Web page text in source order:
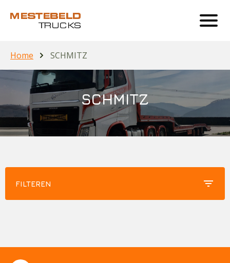
Home SCHMITZ
SCHMITZ
FILTEREN filter_list